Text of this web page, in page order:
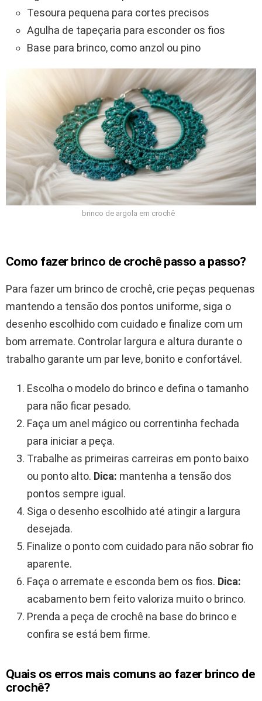
Tesoura pequena para cortes precisos
Agulha de tapeçaria para esconder os fios
Base para brinco, como anzol ou pino
brinco de argola em crochê
Como fazer brinco de crochê passo a passo?
Para fazer um brinco de crochê, crie peças pequenas
mantendo a tensão dos pontos uniforme, siga o
desenho escolhido com cuidado e finalize com um
bom arremate. Controlar largura e altura durante o
trabalho garante um par leve, bonito e confortável.
Escolha o modelo do brinco e defina o tamanho
para não ficar pesado.
Faça um anel mágico ou correntinha fechada
para iniciar a peça.
Trabalhe as primeiras carreiras em ponto baixo
ou ponto alto. Dica: mantenha a tensão dos
pontos sempre igual.
Siga o desenho escolhido até atingir a largura
desejada.
Finalize o ponto com cuidado para não sobrar fio
aparente.
Faça o arremate e esconda bem os fios. Dica:
acabamento bem feito valoriza muito o brinco.
Prenda a peça de crochê na base do brinco e
confira se está bem firme.
Quais os erros mais comuns ao fazer brinco de
crochê?